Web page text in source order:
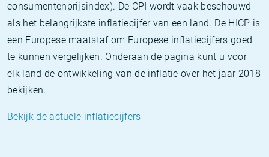
consumentenprijsindex). De CPI wordt vaak beschouwd
als het belangrijkste inflatiecijfer van een land. De HICP is
een Europese maatstaf om Europese inflatiecijfers goed
te kunnen vergelijken. Onderaan de pagina kunt u voor
elk land de ontwikkeling van de inflatie over het jaar 2018
bekijken.
Bekijk de actuele inflatiecijfers